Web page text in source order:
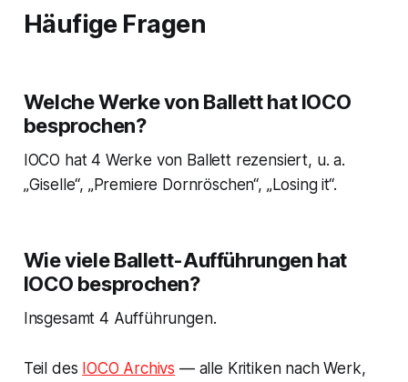
Häufige Fragen
Welche Werke von Ballett hat IOCO
besprochen?
IOCO hat 4 Werke von Ballett rezensiert, u. a.
„Giselle“, „Premiere Dornröschen“, „Losing it“.
Wie viele Ballett-Aufführungen hat
IOCO besprochen?
Insgesamt 4 Aufführungen.
Teil des IOCO Archivs — alle Kritiken nach Werk,